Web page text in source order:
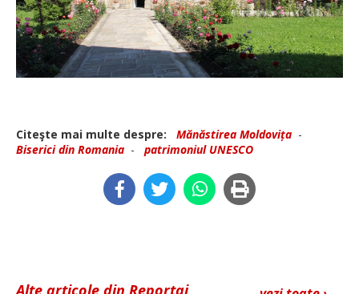
Citeşte mai multe despre: Mănăstirea Moldovița -
Biserici din Romania - patrimoniul UNESCO